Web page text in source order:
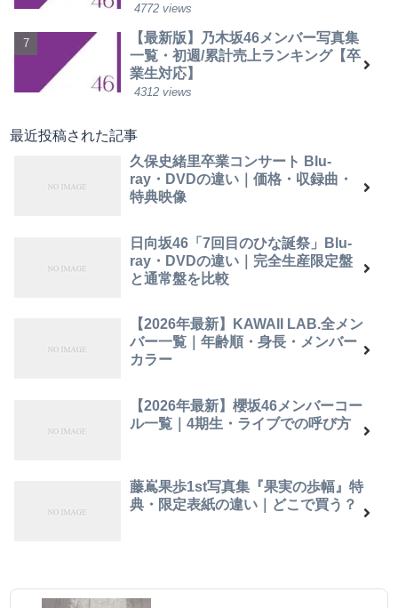
4772 views
【最新版】乃木坂46メンバー写真集
一覧・初週/累計売上ランキング【卒
業生対応】
4312 views
最近投稿された記事
久保史緒里卒業コンサート Blu-
ray・DVDの違い｜価格・収録曲・
特典映像
日向坂46「7回目のひな誕祭」Blu-
ray・DVDの違い｜完全生産限定盤
と通常盤を比較
【2026年最新】KAWAII LAB.全メン
バー一覧｜年齢順・身長・メンバー
カラー
【2026年最新】櫻坂46メンバーコー
ル一覧｜4期生・ライブでの呼び方
藤嶌果歩1st写真集『果実の歩幅』特
典・限定表紙の違い｜どこで買う？